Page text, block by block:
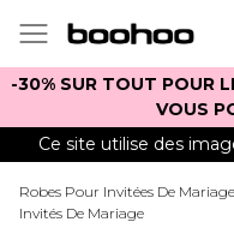
-30% SUR TOUT POUR
VOUS
Ce site utilise des
Robes Pour Invitées De Mariage
Invités De Mariage